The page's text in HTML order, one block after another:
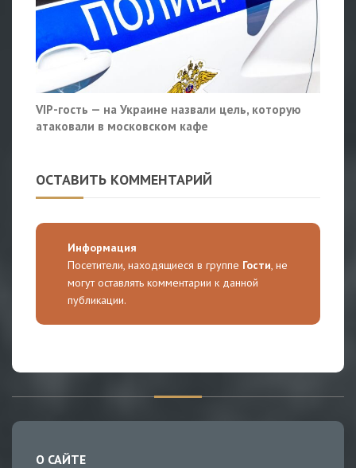
VIP-гость — на Украине назвали цель, которую
атаковали в московском кафе
ОСТАВИТЬ КОММЕНТАРИЙ
Информация
Посетители, находящиеся в группе Гости, не
могут оставлять комментарии к данной
публикации.
О САЙТЕ